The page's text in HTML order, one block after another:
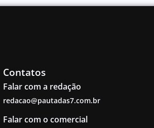
Contatos
Falar com a redação
redacao@pautadas7.com.br
Falar com o comercial